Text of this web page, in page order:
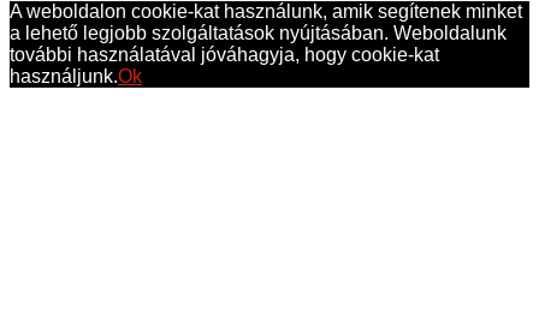
A weboldalon cookie-kat használunk, amik segítenek minket
a lehető legjobb szolgáltatások nyújtásában. Weboldalunk
további használatával jóváhagyja, hogy cookie-kat
használjunk.Ok